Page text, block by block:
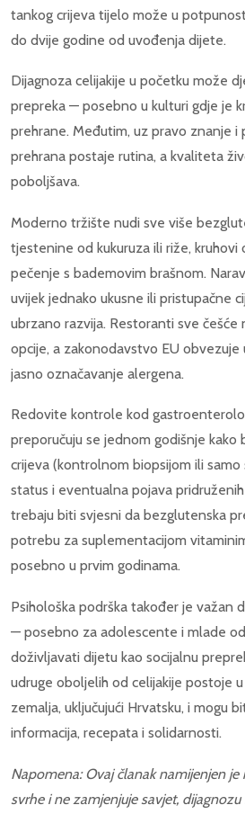
tankog crijeva tijelo može u
do dvije godine od uvođenja dijete.
Dijagnoza celijakije u početku može
prepreka — posebno u kulturi gdje je
prehrane. Međutim, uz pravo znanje i
prehrana postaje rutina, a kvaliteta
poboljšava.
Moderno tržište nudi sve više
tjestenine od kukuruza ili riže, kruhovi
pečenje s bademovim brašnom.
uvijek jednako ukusne ili pristupačne
ubrzano razvija. Restoranti sve
opcije, a zakonodavstvo EU
jasno označavanje alergena.
Redovite kontrole kod
preporučuju se jednom godišnje kako
crijeva (kontrolnom biopsijom ili
status i eventualna pojava
trebaju biti svjesni da bezglutenska
potrebu za suplementacijom
posebno u prvim godinama.
Psihološka podrška također je važan
— posebno za adolescente i mlade
doživljavati dijetu kao socijalnu
udruge oboljelih od celijakije postoje
zemalja, uključujući Hrvatsku, i mogu
informacija, recepata i solidarnosti.
Napomena: Ovaj članak namijenjen
svrhe i ne zamjenjuje savjet,